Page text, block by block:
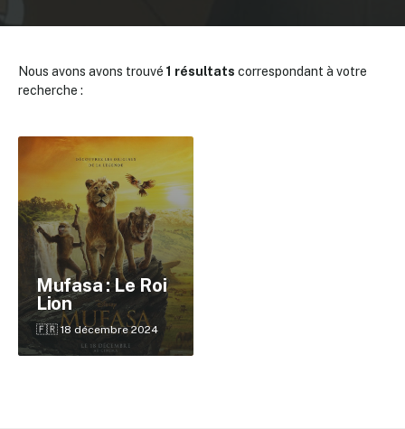
Nous avons avons trouvé 1 résultats correspondant à votre
recherche :
Mufasa : Le Roi
Lion
🇫🇷 18 décembre 2024
✕